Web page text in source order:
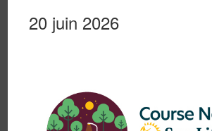
20 juin 2026